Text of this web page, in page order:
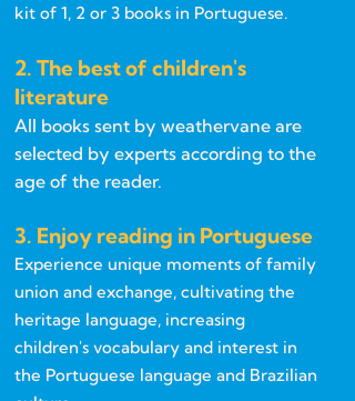
kit of 1, 2 or 3 books in Portuguese.
2. The best of children's
literature
All books sent by weathervane are
selected by experts according to the
age of the reader.
3. Enjoy reading in Portuguese
Experience unique moments of family
union and exchange, cultivating the
heritage language, increasing
children's vocabulary and interest in
the Portuguese language and Brazilian